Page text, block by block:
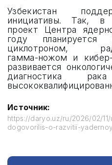
УСЛОВИЯ
ОНЛАЙН
Узбекистан
инициативы. Так, в
проект Центра
году
циклотроном,
гамма-ножом и
развивается
диагностика
Источник:
https://daryo.uz/ru/2026/02/
dogovorilis-o-razvitii-